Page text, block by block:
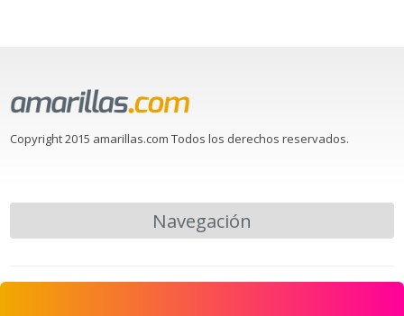
Copyright 2015 amarillas.com Todos los derechos reservados.
Navegación